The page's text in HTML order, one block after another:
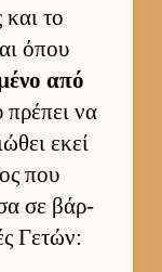
το
όπου
από
να
εκεί
που
σε βάρ­
Γετών: